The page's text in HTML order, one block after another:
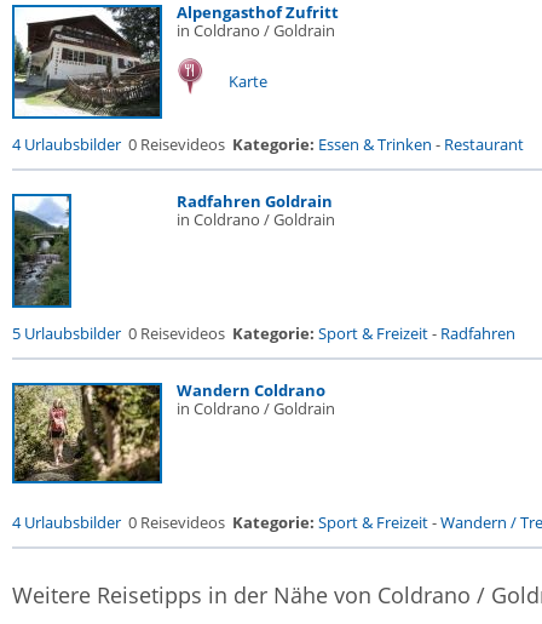
Alpengasthof Zufritt
in Coldrano / Goldrain
Karte
4 Urlaubsbilder 0 Reisevideos Kategorie: Essen & Trinken - Restaurant
Radfahren Goldrain
in Coldrano / Goldrain
5 Urlaubsbilder 0 Reisevideos Kategorie: Sport & Freizeit- Radfahren
Wandern Coldrano
in Coldrano / Goldrain
4 Urlaubsbilder 0 Reisevideos Kategorie: Sport & Freizeit-Wandern /
Weitere Reisetipps in der Nähe von Coldrano /